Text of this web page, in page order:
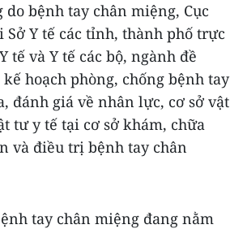
bệnh tay chân miệng, Cục
Y tế các tỉnh, thành phố trực
và Y tế các bộ, ngành đề
hoạch phòng, chống bệnh tay
đánh giá về nhân lực, cơ sở vật
tư y tế tại cơ sở khám, chữa
và điều trị bệnh tay chân
tay chân miệng đang nằm